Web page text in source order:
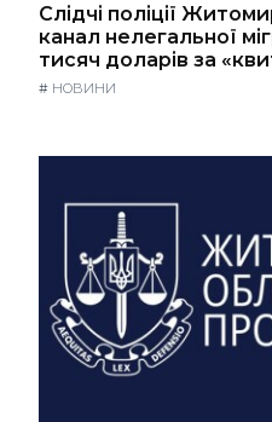
Слідчі поліції
канал нелегальної
тисяч доларів за
# НОВИНИ